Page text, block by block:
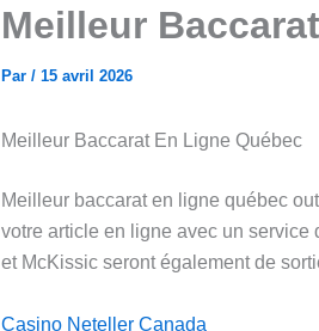
Meilleur
Par / 15 avril 2026
Meilleur Baccarat En Ligne Québec
Meilleur baccarat en ligne québec
votre article en ligne avec un
et McKissic seront également de
Casino Neteller Canada